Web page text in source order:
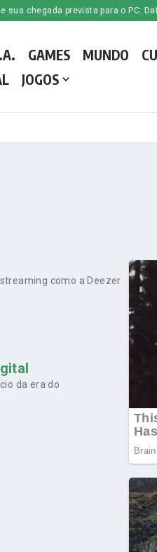
chegada prevista para o PC: Data
GAMES MUNDO
JOGOS
como a Deezer
da era do